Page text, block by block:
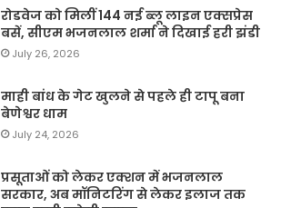
रोडवेज को मिलीं 144 नई ब्लू लाइन एक्सप्रेस
बसें, सीएम भजनलाल शर्मा ने दिखाई हरी झंडी
July 26, 2026
माही बांध के गेट खुलने से पहले ही टापू बना
बेणेश्वर धाम
July 24, 2026
प्रसूताओं को लेकर एक्शन में भजनलाल
सरकार, अब मॉनिटरिंग से लेकर इलाज तक